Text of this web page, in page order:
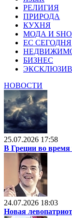
РЕЛИГИЯ
ПРИРОДА
КУХНЯ
МОДА И
ЕС СЕГОДНЯ
БИЗНЕС
ЭКСКЛЮЗИВ
НОВОСТИ
25.07.2026 17:58
В Греции во время
24.07.2026 18:03
Новая